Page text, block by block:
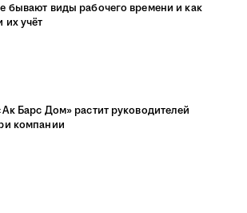
бывают виды рабочего времени и как
их учёт
Барс Дом» растит руководителей
компании